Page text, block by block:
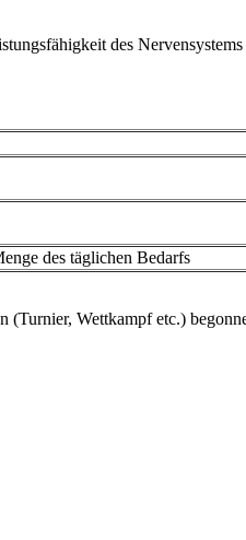
des
des täglichen Bedarfs
Wettkampf etc.)